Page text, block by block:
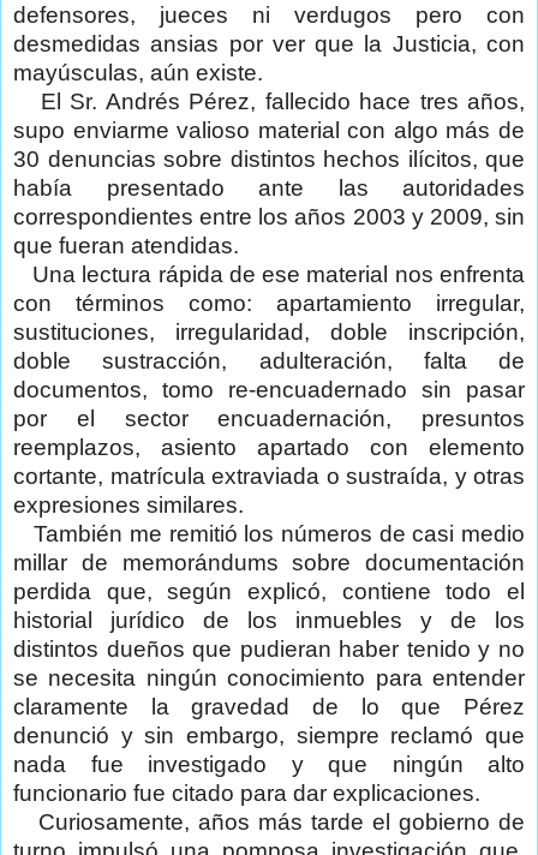
defensores, jueces ni verdugos pero con
desmedidas ansias por ver que la Justicia, con
mayúsculas, aún existe.
El Sr. Andrés Pérez, fallecido hace tres años,
supo enviarme valioso material con algo más de
30 denuncias sobre distintos hechos ilícitos, que
había presentado ante las autoridades
correspondientes entre los años 2003 y 2009, sin
que fueran atendidas.
Una lectura rápida de ese material nos enfrenta
con términos como: apartamiento irregular,
sustituciones, irregularidad, doble inscripción,
doble sustracción, adulteración, falta de
documentos, tomo re-encuadernado sin pasar
por el sector encuadernación, presuntos
reemplazos, asiento apartado con elemento
cortante, matrícula extraviada o sustraída, y otras
expresiones similares.
También me remitió los números de casi medio
millar de memorándums sobre documentación
perdida que, según explicó, contiene todo el
historial jurídico de los inmuebles y de los
distintos dueños que pudieran haber tenido y no
se necesita ningún conocimiento para entender
claramente la gravedad de lo que Pérez
denunció y sin embargo, siempre reclamó que
nada fue investigado y que ningún alto
funcionario fue citado para dar explicaciones.
Curiosamente, años más tarde el gobierno de